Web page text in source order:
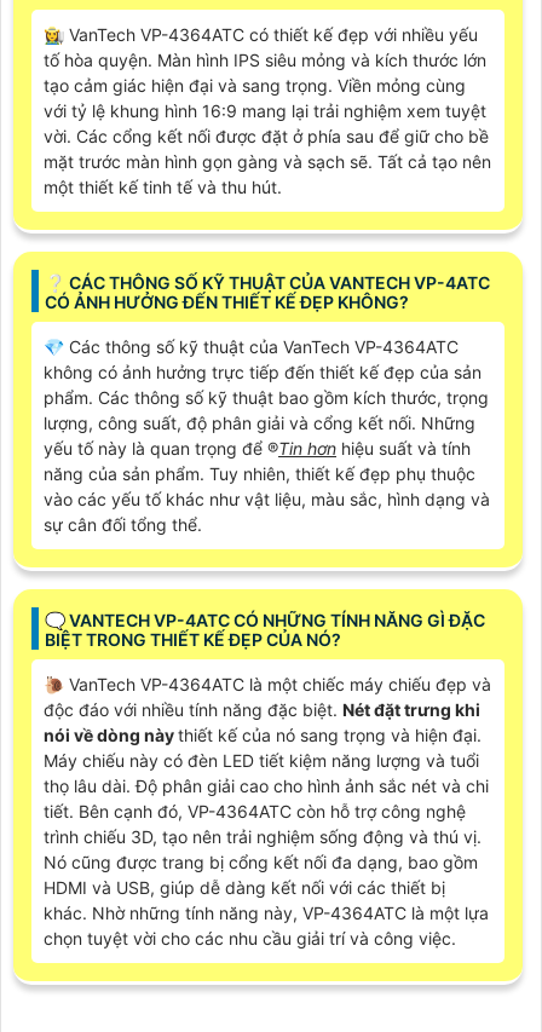
nguyên và giữ cho hệ thống hoạt động ổn định.
Những trang bị về công nghệ thì có thể xem HD
Anlog VP-4364ATC là một sản phẩm đáng tin cậy và
hiệu quả trong việc giám sát an ninh. Với các tính năng
vượt trội như độ phân giải cao, khả năng lưu trữ lớn và
hiệu suất xử lý nhanh chóng, sản phẩm này là lựa chọn
phù hợp cho các công trình yêu cầu chất lượng cao.
☪ VANTECH VP-4ATC CÓ THIẾT KẾ NHƯ THẾ NÀO ĐỂ
👩‍🌾 VanTech VP-4364ATC có thiết kế đẹp với nhiều yếu
tố hòa quyện. Màn hình IPS siêu mỏng và kích thước lớn
tạo cảm giác hiện đại và sang trọng. Viền mỏng cùng
với tỷ lệ khung hình 16:9 mang lại trải nghiệm xem tuyệt
vời. Các cổng kết nối được đặt ở phía sau để giữ cho bề
mặt trước màn hình gọn gàng và sạch sẽ. Tất cả tạo nên
một thiết kế tinh tế và thu hút.
CÓ ẢNH HƯỞNG ĐẾN THIẾT KẾ ĐẸP KHÔNG?
💎 Các thông số kỹ thuật của VanTech VP-4364ATC
không có ảnh hưởng trực tiếp đến thiết kế đẹp của sản
phẩm. Các thông số kỹ thuật bao gồm kích thước, trọng
lượng, công suất, độ phân giải và cổng kết nối. Những
yếu tố này là quan trọng để ®️
Tin hơn
hiệu suất và tính
năng của sản phẩm. Tuy nhiên, thiết kế đẹp phụ thuộc
vào các yếu tố khác như vật liệu, màu sắc, hình dạng và
sự cân đối tổng thể.
🗨️ VANTECH VP-4ATC CÓ NHỮNG TÍNH NĂNG GÌ ĐẶC
BIỆT TRONG THIẾT KẾ ĐẸP CỦA NÓ?
🐌 VanTech VP-4364ATC là một chiếc máy chiếu đẹp và
độc đáo với nhiều tính năng đặc biệt.Nét đặt trưng khi